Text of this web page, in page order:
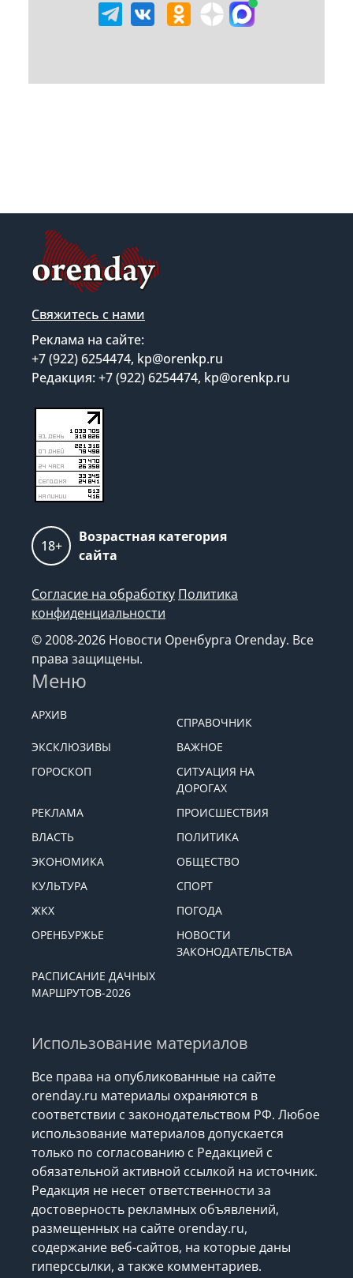
Свяжитесь с нами
Реклама на сайте:
+7 (922) 6254474, kp@orenkp.ru
Редакция: +7 (922) 6254474, kp@orenkp.ru
18+
Возрастная категория
сайта
Согласие на обработку Политика
конфиденциальности
© 2008-2026 Новости Оренбурга Orenday. Все
права защищены.
Меню
АРХИВ
СПРАВОЧНИК
ЭКСКЛЮЗИВЫ
ВАЖНОЕ
ГОРОСКОП
СИТУАЦИЯ НА
ДОРОГАХ
РЕКЛАМА
ПРОИСШЕСТВИЯ
ВЛАСТЬ
ПОЛИТИКА
ЭКОНОМИКА
ОБЩЕСТВО
КУЛЬТУРА
СПОРТ
ЖКХ
ПОГОДА
ОРЕНБУРЖЬЕ
НОВОСТИ
ЗАКОНОДАТЕЛЬСТВА
РАСПИСАНИЕ ДАЧНЫХ
МАРШРУТОВ-2026
Использование материалов
Все права на опубликованные на сайте
orenday.ru материалы охраняются в
соответствии с законодательством РФ. Любое
использование материалов допускается
только по согласованию с Редакцией с
обязательной активной ссылкой на источник.
Редакция не несет ответственности за
достоверность рекламных объявлений,
размещенных на сайте orenday.ru,
содержание веб-сайтов, на которые даны
гиперссылки, а также комментариев.